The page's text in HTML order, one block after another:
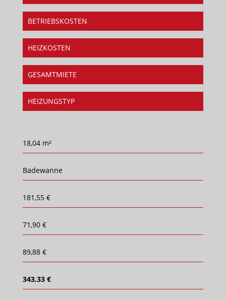
BETRIEBSKOSTEN
HEIZKOSTEN
GESAMTMIETE
HEIZUNGSTYP
18,04 m²
Badewanne
181,55 €
71,90 €
89,88 €
343,33 €